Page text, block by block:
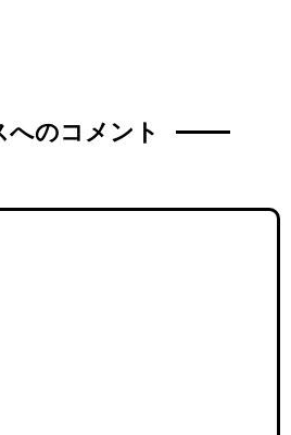
へのコメント